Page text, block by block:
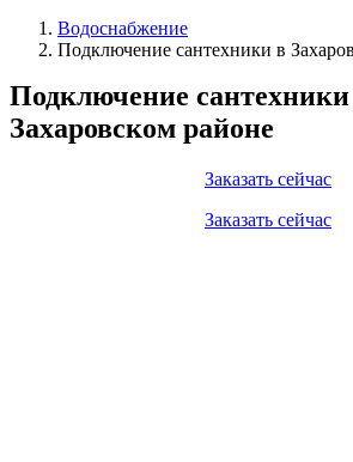
Водоснабжение
Подключение сантехники в
Подключение
Захаровском районе
Заказать сейчас
Заказать сейчас